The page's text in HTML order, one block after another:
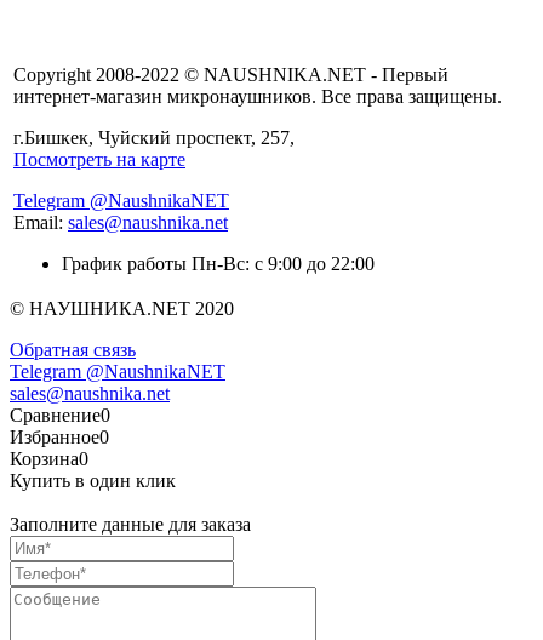
Copyright 2008-2022 © NAUSHNIKA.NET - Первый
интернет-магазин микронаушников. Все права защищены.
г.Бишкек, Чуйский проспект, 257,
Посмотреть на карте
Telegram @NaushnikaNET
Email: sales@naushnika.net
График работы Пн-Вс: с 9:00 до 22:00
© НАУШНИКА.NET 2020
Обратная связь
Telegram @NaushnikaNET
sales@naushnika.net
Сравнение0
Избранное0
Корзина0
Купить в один клик
Заполните данные для заказа